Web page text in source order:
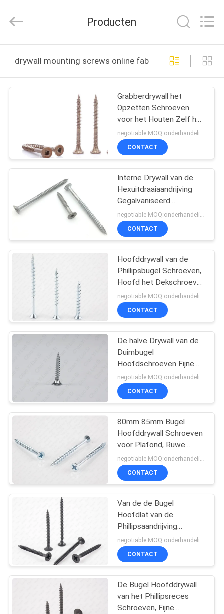
PRODUCTEN
FABRIEKSREIS
KWALITEITSCONTROLE
ONS
NIEUWS
VERZOEK
OM EEN
SITEMAP
PRIVACY
Co,LTD.
Producten
drywall mounting screws online fabricage
Grabberdrywall het
Opzetten Schroeven
voor het Houten Zelf het
Boren Bevestigen
negotiable MOQ:onderhandelingen
CONTACT
Interne Drywall van de
Hexuitdraaiaandrijving
Gegalvaniseerd
Mechanisch van de de
Bugellat van
Ankerschroeven
CONTACT
Hoofddrywall van de
Phillipsbugel Schroeven,
Hoofd het Dekschroeven
van de Spaanplaatbugel
CONTACT
De halve Drywall van de
Duimbugel
Hoofdschroeven Fijne
Draad verhardde Wit
Geplateerd Zink
negotiable MOQ:onderhandelingen
CONTACT
80mm 85mm Bugel
Hoofddrywall Schroeven
voor Plafond, Ruwe
Draad Houten Schroevennegotiable MOQ:onderhandelingen
CONTACT
Van de de Bugel
Hoofdlat van de
Phillipsaandrijving
Phosphated de
Schroevenzwarte,
dubbele draaddrywall
CONTACT
De Bugel Hoofddrywall
van het Phillipsreces
Schroeven, Fijne